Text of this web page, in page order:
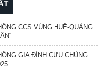
CCS VÙNG HUẾ-QUẢNG
GIA ĐÌNH CỰU CHỦNG